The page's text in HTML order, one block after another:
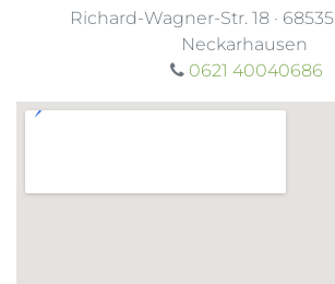
Richard-Wagner-Str. 18 · 68535
Neckarhausen
0621 40040686